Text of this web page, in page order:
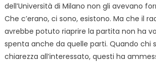
dell’Università di Milano non gli avevano
Che c’erano, ci sono, esistono. Ma che il
avrebbe potuto riaprire la partita non ha
spenta anche da quelle parti. Quando chi
chiarezza all’interessato, questi ha